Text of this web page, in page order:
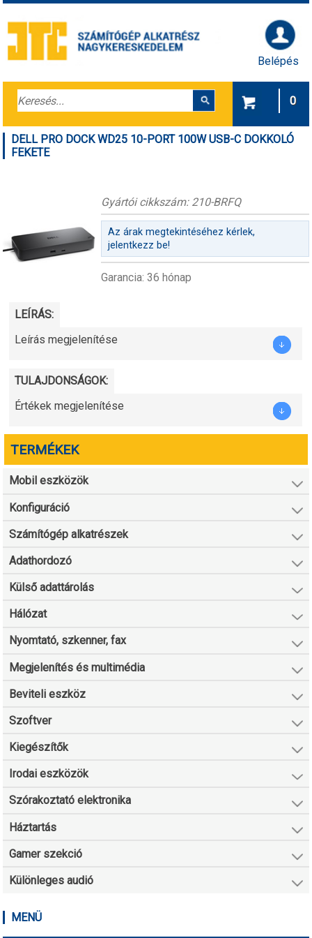
Belépés
0
DELL PRO DOCK WD25 10-PORT 100W USB-C DOKKOLÓ
FEKETE
Gyártói cikkszám: 210-BRFQ
Az árak megtekintéséhez kérlek,
jelentkezz be!
Garancia: 36 hónap
LEÍRÁS:
Leírás megjelenítése
TULAJDONSÁGOK:
Értékek megjelenítése
TERMÉKEK
Mobil eszközök
Konfiguráció
Számítógép alkatrészek
Adathordozó
Külső adattárolás
Hálózat
Nyomtató, szkenner, fax
Megjelenítés és multimédia
Beviteli eszköz
Szoftver
Kiegészítők
Irodai eszközök
Szórakoztató elektronika
Háztartás
Gamer szekció
Különleges audió
MENÜ